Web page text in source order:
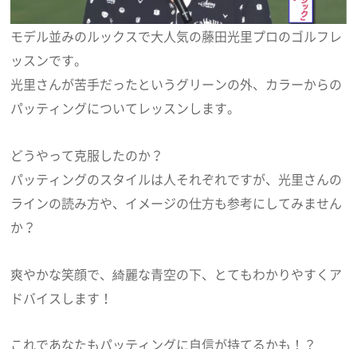
モデル並みのルックスで大人気の藤田光里プロのゴルフレ
ッスンです。
光里さんが苦手だったというグリーンの外、カラーからの
パッティングについてレッスンします。
どうやって克服したのか？
パッティングのスタイルは人それぞれですが、光里さんの
ラインの読み方や、イメージの仕方も参考にしてみません
か？
爽やかな笑顔で、綺麗な青空の下、とてもわかりやすくア
ドバイスします！
これであなたもパッティングに自信が持てるかも！？